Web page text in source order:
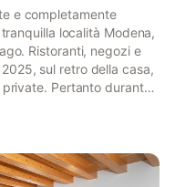
e completamente
località Modena,
Ristoranti, negozi e
sul retro della casa,
Pertanto durante
ampia zona giorno con
tv satellitare ed aria